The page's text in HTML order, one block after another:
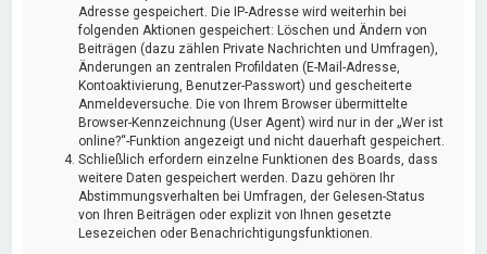
Adresse gespeichert. Die IP-Adresse wird weiterhin bei
folgenden Aktionen gespeichert: Löschen und Ändern von
Beiträgen (dazu zählen Private Nachrichten und Umfragen),
Änderungen an zentralen Profildaten (E-Mail-Adresse,
Kontoaktivierung, Benutzer-Passwort) und gescheiterte
Anmeldeversuche. Die von Ihrem Browser übermittelte
Browser-Kennzeichnung (User Agent) wird nur in der „Wer ist
online?“-Funktion angezeigt und nicht dauerhaft gespeichert.
Schließlich erfordern einzelne Funktionen des Boards, dass
weitere Daten gespeichert werden. Dazu gehören Ihr
Abstimmungsverhalten bei Umfragen, der Gelesen-Status
von Ihren Beiträgen oder explizit von Ihnen gesetzte
Lesezeichen oder Benachrichtigungsfunktionen.